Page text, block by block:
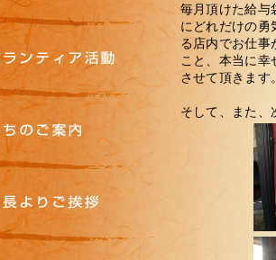
毎月頂けた給与
にどれだけの
る店内でお仕
こと、本当に
させて頂きます
そして、また、